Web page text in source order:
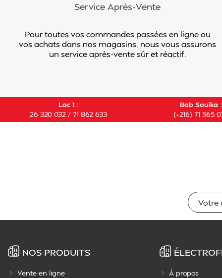
Service Après-Vente
Pour toutes vos commandes passées en ligne ou
vos achats dans nos magasins, nous vous assurons
un service après-vente sûr et réactif.
Lac 1 :
26 320 032 / 71 862 633
Bab Souika :
(+216) 71 565
NOS PRODUITS
Vente en ligne À propos